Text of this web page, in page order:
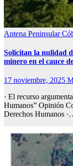
Antena Peninsular
Solicitan la nulidad
minero en el cauce
17 noviembre, 2025
· El recurso
Humanos” Opinión
Derechos Humanos